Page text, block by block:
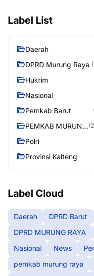
Label List
Daerah
DPRD Murung Raya
Hukrim
Nasional
Pemkab Barut
PEMKAB MURUNG
Polri
Provinsi Kalteng
Label Cloud
Daerah DPRD Barut
DPRD MURUNG RAYA
Nasional
News
pemkab murung raya